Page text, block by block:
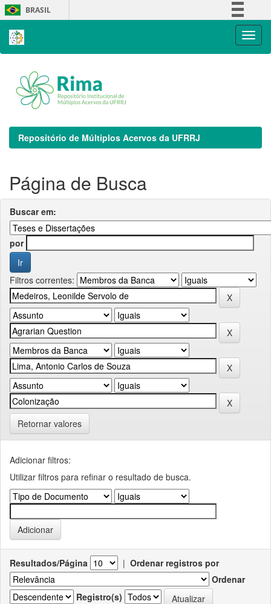
Skip
navigation
BRASIL
Repositório de Múltiplos Acervos da UFRRJ
Página de Busca
Buscar em:
por
Filtros correntes:
Retornar valores
Adicionar filtros:
Utilizar filtros para refinar o resultado de busca.
Resultados/Página | Ordenar registros por
Ordenar
Registro(s)